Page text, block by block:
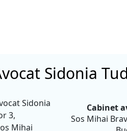
Sidonia
Sidonia
3,
Mihai
Cabinet
Sos Mihai